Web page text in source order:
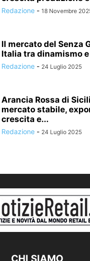
Redazione - 18 Novembre
Il mercato del Senza
Italia tra dinamismo
Redazione - 24 Luglio 2025
Arancia Rossa di
mercato stabile,
crescita e...
Redazione - 24 Luglio 2025
CHI SIAMO